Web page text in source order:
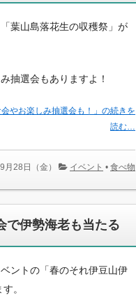
葉山島落花生の収穫祭」が
抽選会もありますよ！
やお楽しみ抽選会も！」の続きを
読む…
月28日（金） イベント • 食べ物
で伊勢海老も当たる
ントの「春のそれ伊豆山伊
。